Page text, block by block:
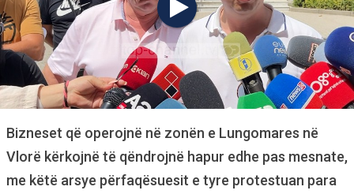
Bizneset që operojnë në zonën e Lungomares në
Vlorë kërkojnë të qëndrojnë hapur edhe pas mesnate,
me këtë arsye përfaqësuesit e tyre protestuan para